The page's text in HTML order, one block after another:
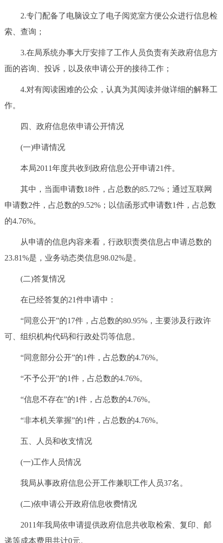
2.专门配备了电脑设立了电子阅览室方便公众进行信息检
索、查询；
3.在局系统办事大厅安排了工作人员负责有关政府信息方
面的咨询、投诉，以及依申请公开的接待工作；
4.对有阅读困难的公众，认真为其阅读并做详细的解释工
作。
四、政府信息依申请公开情况
(一)申请情况
本局2011年度共收到政府信息公开申请21件。
其中，当面申请数18件，占总数的85.72%；通过互联网
申请数2件，占总数的9.52%；以信函形式申请数1件，占总数
的4.76%。
从申请的信息内容来看，行政职责类信息占申请总数的
23.81%是，业务动态类信息98.02%是。
(二)答复情况
在已经答复的21件申请中：
“同意公开”的17件，占总数的80.95%，主要涉及行政许
可、组织机构代码和行政处罚等信息。
“同意部分公开”的1件，占总数的4.76%。
“不予公开”的1件，占总数的4.76%。
“信息不存在”的1件，占总数的4.76%。
“非本机关掌握”的1件，占总数的4.76%。
五、人员和收支情况
(一)工作人员情况
我局从事政府信息公开工作兼职工作人员37名。
(二)依申请公开政府信息收费情况
2011年我局依申请提供政府信息共收取检索、复印、邮
递等成本费用共计0元。